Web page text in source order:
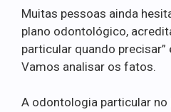
Muitas pessoas ainda
plano odontológico,
particular quando precisar”
Vamos analisar os fatos.
A odontologia particular no